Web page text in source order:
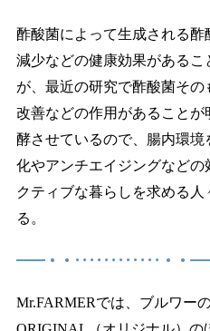
酢酸菌によって生成される
減少などの健康効果がある
が、最近の研究で酢酸菌その
改善などの作用があること
酵させているので、腸内環
化やアンチエイジングなど
クティブな暮らしを求める
る。
━━・・････････････・・
Mr.FARMERでは、ブルワー